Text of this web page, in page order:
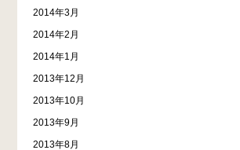
2014年3月
2014年2月
2014年1月
2013年12月
2013年10月
2013年9月
2013年8月